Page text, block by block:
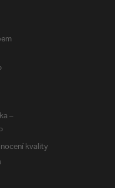
–
kvality